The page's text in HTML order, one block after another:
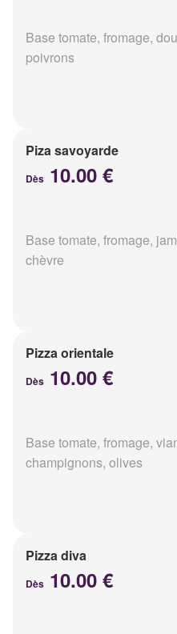
Base tomate, fromage,
poivrons
Piza savoyarde
Dès 10.00 €
Base tomate, fromage,
chèvre
Pizza orientale
Dès 10.00 €
Base tomate, fromage,
champignons, olives
Pizza diva
Dès 10.00 €